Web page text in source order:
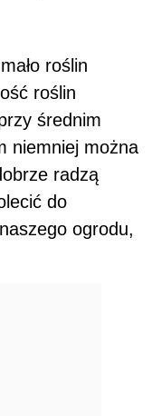
roślin
roślin
średnim
niemniej można
radzą
do
ogrodu,